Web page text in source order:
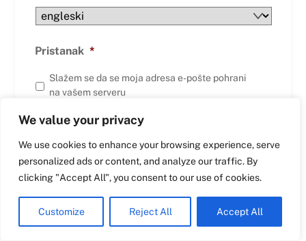
We value your privacy
We use cookies to enhance your browsing experience, serve
personalized ads or content, and analyze our traffic. By
clicking "Accept All", you consent to our use of cookies.
Customize Reject All Accept All
Pristanak *
Slažem se da se moja adresa e-pošte pohrani
na vašem serveru
English
Dutch
French
Italian